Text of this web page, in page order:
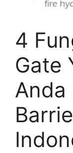
4
Gate
Anda